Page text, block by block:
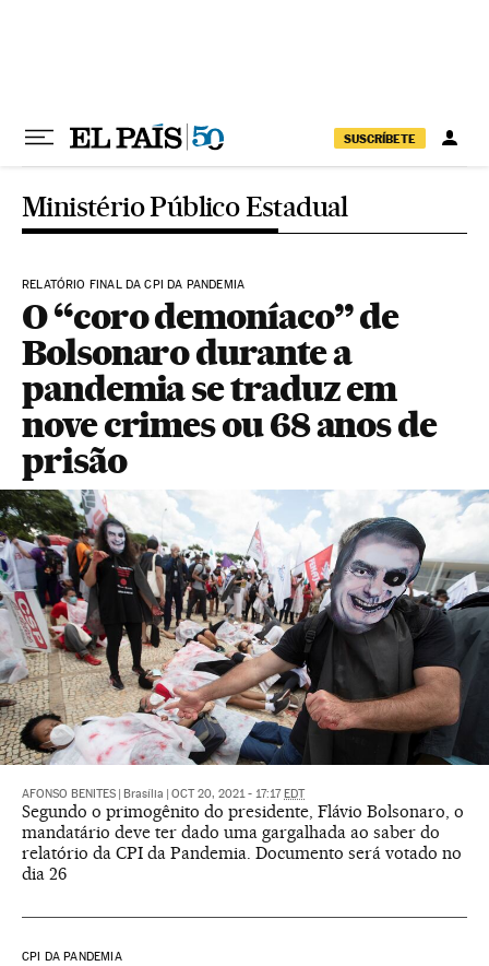
SUSCRÍBETE
Ministério Público Estadual
RELATÓRIO FINAL DA CPI DA PANDEMIA
O “coro demoníaco” de
Bolsonaro durante a
pandemia se traduz em
nove crimes ou 68 anos de
prisão
AFONSO BENITES Brasília OCT 20, 2021 - 17:17 EDT
Segundo o primogênito do presidente, Flávio Bolsonaro, o
mandatário deve ter dado uma gargalhada ao saber do
relatório da CPI da Pandemia. Documento será votado no
dia 26
CPI DA PANDEMIA